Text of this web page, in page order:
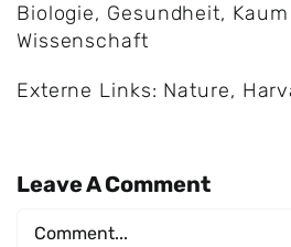
Biologie, Gesundheit,
Wissenschaft
Externe Links: Nature,
Leave A Comment
Comment